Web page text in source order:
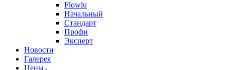
Flowlu
Начальный
Стандарт
Профи
Эксперт
Новости
Галерея
Цены